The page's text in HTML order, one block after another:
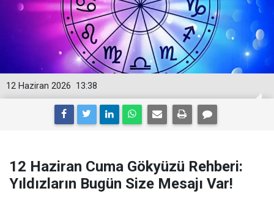
13:38
12 Haziran 2026
12 Haziran Cuma Gökyüzü Rehberi:
Yıldızların Bugün Size Mesajı Var!